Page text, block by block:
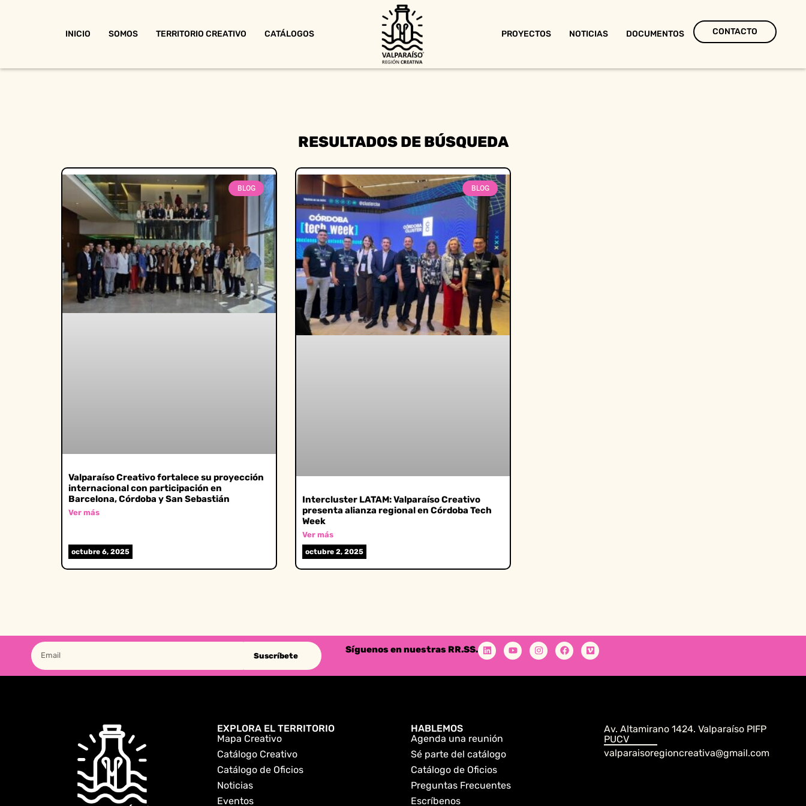
INICIO SOMOS TERRITORIO CREATIVO CATÁLOGOS PROYECTOS NOTICIAS DOCUMENTOS CONTACTO
RESULTADOS DE BÚSQUEDA
BLOG
Valparaíso Creativo fortalece su proyección
internacional con participación en
Barcelona, Córdoba y San Sebastián
Ver más
octubre 6, 2025
BLOG
Intercluster LATAM: Valparaíso Creativo
presenta alianza regional en Córdoba Tech
Week
Ver más
octubre 2, 2025
Suscríbete
Síguenos en nuestras RR.SS.
EXPLORA EL TERRITORIO
Mapa Creativo
Catálogo Creativo
Catálogo de Oficios
Noticias
Eventos
HABLEMOS
Agenda una reunión
Sé parte del catálogo
Catálogo de Oficios
Preguntas Frecuentes
Escríbenos
Av. Altamirano 1424. Valparaíso PIFP
PUCV
valparaisoregioncreativa@gmail.com